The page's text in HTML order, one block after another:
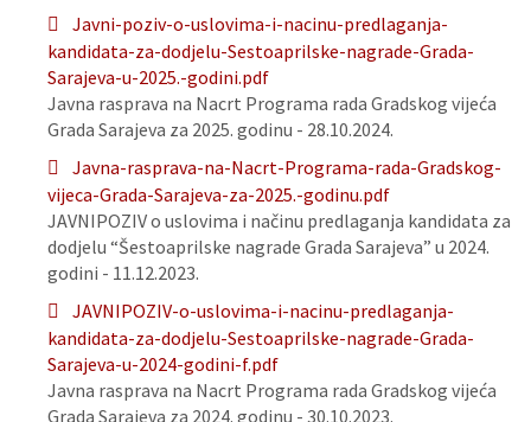
Javni-poziv-o-uslovima-i-nacinu-predlaganja-
kandidata-za-dodjelu-Sestoaprilske-nagrade-Grada-
Sarajeva-u-2025.-godini.pdf
Javna rasprava na Nacrt Programa rada Gradskog vijeća
Grada Sarajeva za 2025. godinu - 28.10.2024.
Javna-rasprava-na-Nacrt-Programa-rada-Gradskog-
vijeca-Grada-Sarajeva-za-2025.-godinu.pdf
JAVNIPOZIV o uslovima i načinu predlaganja kandidata za
dodjelu “Šestoaprilske nagrade Grada Sarajeva” u 2024.
godini - 11.12.2023.
JAVNIPOZIV-o-uslovima-i-nacinu-predlaganja-
kandidata-za-dodjelu-Sestoaprilske-nagrade-Grada-
Sarajeva-u-2024-godini-f.pdf
Javna rasprava na Nacrt Programa rada Gradskog vijeća
Grada Sarajeva za 2024. godinu - 30.10.2023.